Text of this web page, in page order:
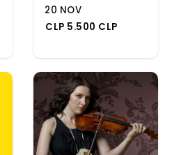
20 NOV
CLP 5.500 CLP